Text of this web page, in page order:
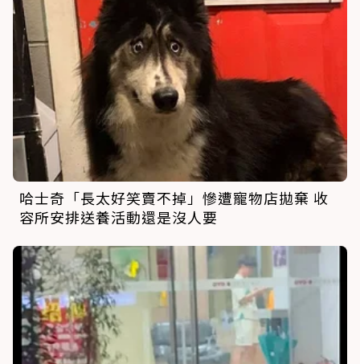
哈士奇「長太好笑賣不掉」慘遭寵物店拋棄 收
容所安排送養活動還是沒人要